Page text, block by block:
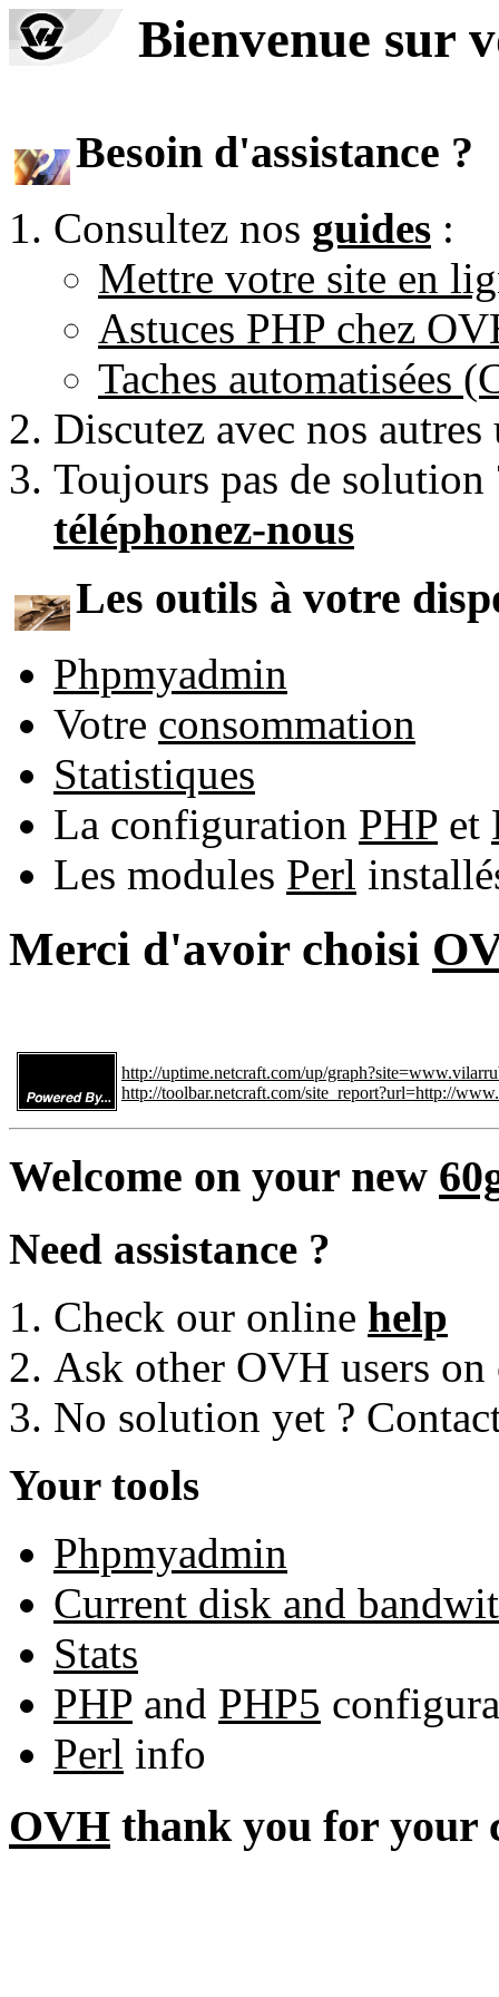
Bienvenue sur
Besoin d'assistance ?
Consultez nos guides :
Mettre votre site en
Astuces PHP chez
Taches automatisées
Discutez avec nos
Toujours pas de
téléphonez-nous
Les outils à votre
Phpmyadmin
Votre consommation
Statistiques
La configuration PHP et
Les modules Perl
Merci d'avoir choisi
http://uptime.netcraft.com/up/
http://toolbar.netcraft.com/site_report?url=http://
Welcome on your new
Need assistance ?
Check our online help
Ask other OVH users
No solution yet ?
Your tools
Phpmyadmin
Current disk and
Stats
PHP and PHP5
Perl info
OVH thank you for your